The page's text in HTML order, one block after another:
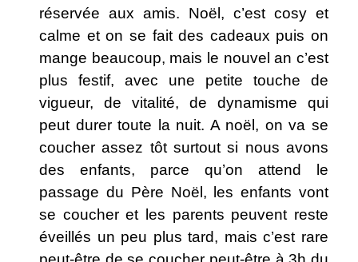
réservée aux amis. Noël, c’est cosy et
calme et on se fait des cadeaux puis on
mange beaucoup, mais le nouvel an c’est
plus festif, avec une petite touche de
vigueur, de vitalité, de dynamisme qui
peut durer toute la nuit. A noël, on va se
coucher assez tôt surtout si nous avons
des enfants, parce qu’on attend le
passage du Père Noël, les enfants vont
se coucher et les parents peuvent reste
éveillés un peu plus tard, mais c’est rare